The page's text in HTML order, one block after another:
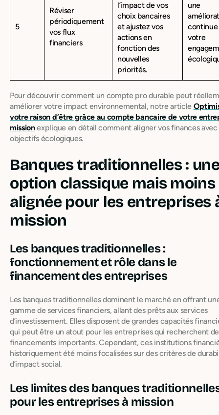
5
Réviser
périodiquement
vos flux
financiers
l’impact de vos
choix bancaires
et ajustez vos
actions en
fonction des
nouvelles
priorités.
une
continue
votre
Pour découvrir comment un compte pro durable peut
améliorer votre impact environnemental, notre article
votre raison d’être grâce au compte bancaire de votre
missionexplique en détail comment aligner vos finances avec
objectifs écologiques.
Banques traditionnelles :
option classique mais moins
alignée pour les entreprises
mission
Les banques traditionnelles :
fonctionnement et rôle dans le
financement des entreprises
Les banques traditionnelles dominent le marché en offrant
gamme de services financiers, allant des prêts aux services
d’investissement. Elles disposent de grandes capacités
qui peut être un atout pour les entreprises qui recherchent
financements importants. Cependant, ces institutions
historiquement été moins focalisées sur des critères de
d’impact social.
Les limites des banques
pour les entreprises à mission